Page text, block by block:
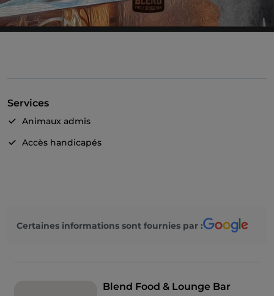
Services
Animaux admis
Accès handicapés
Certaines informations sont fournies par :
Blend Food & Lounge Bar